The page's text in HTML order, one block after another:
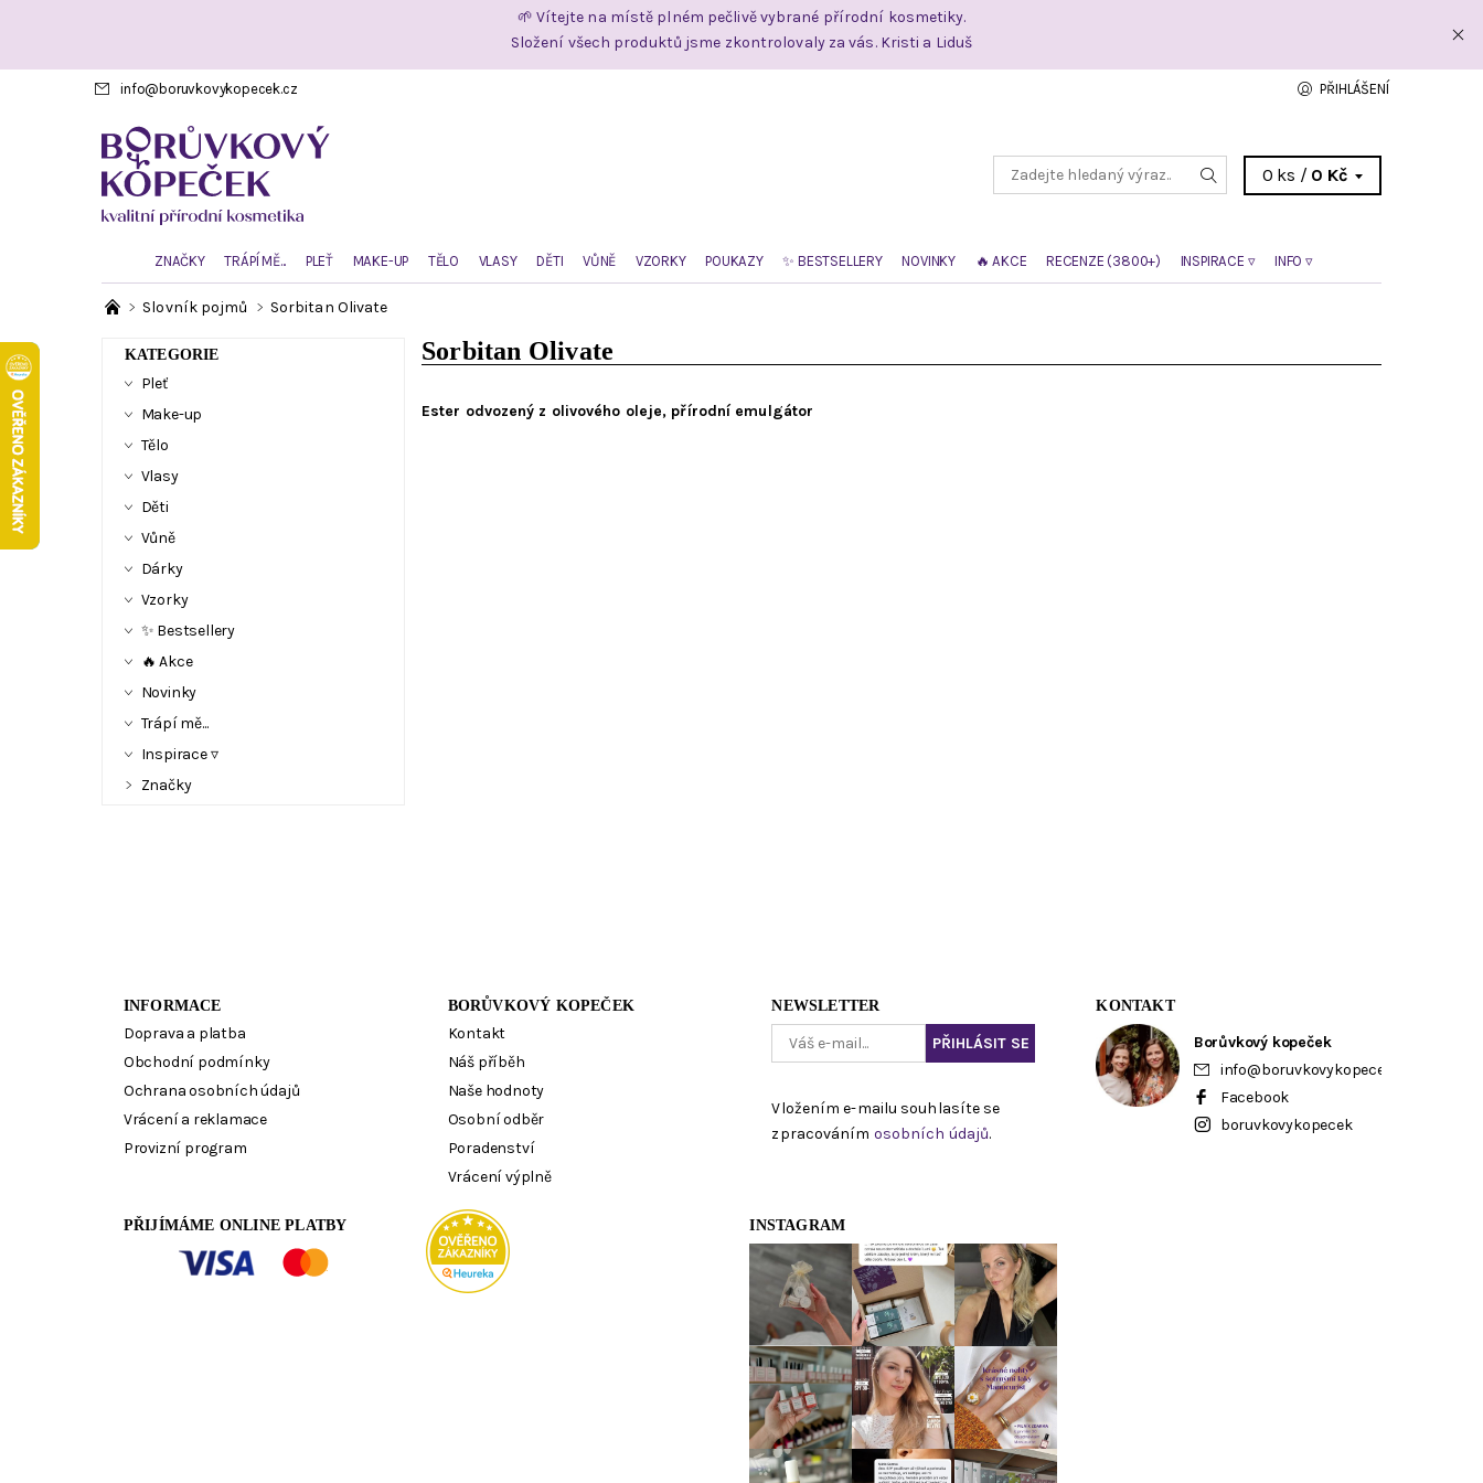
🌱 Vítejte na místě plném pečlivě vybrané přírodní kosmetiky.
Složení všech produktů jsme zkontrolovaly za vás. Kristi a Liduš
info@ boruvkovykopecek.cz PŘIHLÁŠENÍ
0 ks / 0 Kč
ZNAČKY TRÁPÍ MĚ... PLEŤ MAKE-UP TĚLO VLASY DĚTI VŮNĚ VZORKY POUKAZY ✨ BESTSELLERY NOVINKY 🔥 AKCE RECENZE (3800+) INSPIRACE ▿ INFO ▿
Slovník pojmů Sorbitan Olivate
Sorbitan Olivate
Ester odvozený z olivového oleje, přírodní emulgátor
KATEGORIE
Pleť
Make-up
Tělo
Vlasy
Děti
Vůně
Dárky
Vzorky
✨ Bestsellery
🔥 Akce
Novinky
Trápí mě...
Inspirace ▿
Značky
INFORMACE
Doprava a platba
Obchodní podmínky
Ochrana osobních údajů
Vrácení a reklamace
Provizní program
BORŮVKOVÝ KOPEČEK
Kontakt
Náš příběh
Naše hodnoty
Osobní odběr
Poradenství
Vrácení výplně
NEWSLETTER
Vložením e-mailu souhlasíte se
zpracováním osobních údajů.
KONTAKT
Borůvkový kopeček
info@boruvkovykopecek.cz
Facebook
boruvkovykopecek
PŘIJÍMÁME ONLINE PLATBY INSTAGRAM